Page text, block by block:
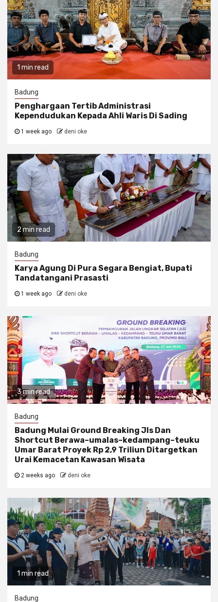
1 min read
Badung
Penghargaan Tertib Administrasi
Kependudukan Kepada Ahli Waris Di Sading
1 week ago deni oke
2 min read
Badung
Karya Agung Di Pura Segara Bengiat, Bupati
Tandatangani Prasasti
1 week ago deni oke
3 min read
Badung
Badung Mulai Ground Breaking Jls Dan
Shortcut Berawa–umalas–kedampang–teuku
Umar Barat Proyek Rp 2,9 Triliun Ditargetkan
Urai Kemacetan Kawasan Wisata
2 weeks ago deni oke
1 min read
Badung